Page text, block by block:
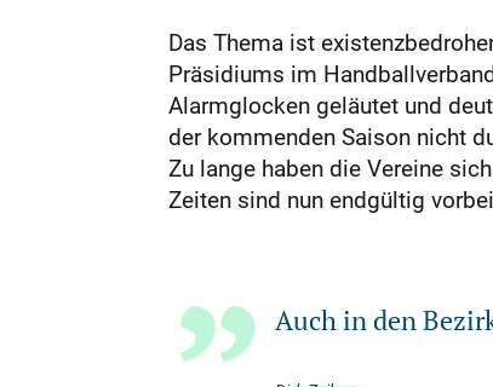
Das Thema ist
Präsidiums im
Alarmglocken geläutet und
der kommenden Saison nicht
Zu lange haben die Vereine
Zeiten sind nun endgültig
Auch in den